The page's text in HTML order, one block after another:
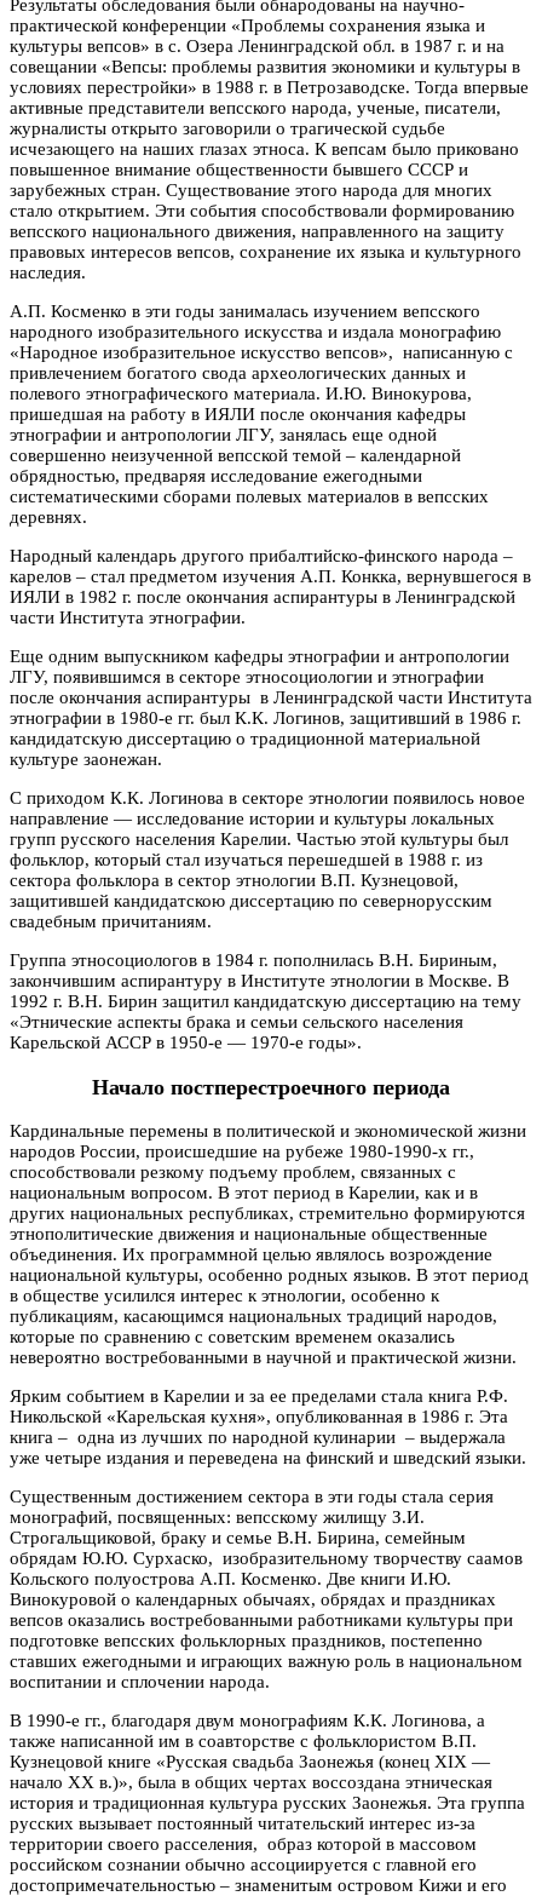
Результаты обследования были обнародованы на научно-
практической конференции «Проблемы сохранения языка и
культуры вепсов» в с. Озера Ленинградской обл. в 1987 г. и на
совещании «Вепсы: проблемы развития экономики и культуры в
условиях перестройки» в 1988 г. в Петрозаводске. Тогда впервые
активные представители вепсского народа, ученые, писатели,
журналисты открыто заговорили о трагической судьбе
исчезающего на наших глазах этноса. К вепсам было приковано
повышенное внимание общественности бывшего СССР и
зарубежных стран. Существование этого народа для многих
стало открытием. Эти события способствовали формированию
вепсского национального движения, направленного на защиту
правовых интересов вепсов, сохранение их языка и культурного
наследия.
А.П. Косменко в эти годы занималась изучением вепсского
народного изобразительного искусства и издала монографию
«Народное изобразительное искусство вепсов», написанную с
привлечением богатого свода археологических данных и
полевого этнографического материала. И.Ю. Винокурова,
пришедшая на работу в ИЯЛИ после окончания кафедры
этнографии и антропологии ЛГУ, занялась еще одной
совершенно неизученной вепсской темой – календарной
обрядностью, предваряя исследование ежегодными
систематическими сборами полевых материалов в вепсских
деревнях.
Народный календарь другого прибалтийско-финского народа –
карелов – стал предметом изучения А.П. Конкка, вернувшегося в
ИЯЛИ в 1982 г. после окончания аспирантуры в Ленинградской
части Института этнографии.
Еще одним выпускником кафедры этнографии и антропологии
ЛГУ, появившимся в секторе этносоциологии и этнографии
после окончания аспирантуры в Ленинградской части Института
этнографии в 1980-е гг. был К.К. Логинов, защитивший в 1986 г.
кандидатскую диссертацию о традиционной материальной
культуре заонежан.
С приходом К.К. Логинова в секторе этнологии появилось новое
направление — исследование истории и культуры локальных
групп русского населения Карелии. Частью этой культуры был
фольклор, который стал изучаться перешедшей в 1988 г. из
сектора фольклора в сектор этнологии В.П. Кузнецовой,
защитившей кандидатскою диссертацию по севернорусским
свадебным причитаниям.
Группа этносоциологов в 1984 г. пополнилась В.Н. Бириным,
закончившим аспирантуру в Институте этнологии в Москве. В
1992 г. В.Н. Бирин защитил кандидатскую диссертацию на тему
«Этнические аспекты брака и семьи сельского населения
Карельской АССР в 1950-е — 1970-е годы».
Начало постперестроечного периода
Кардинальные перемены в политической и экономической жизни
народов России, происшедшие на рубеже 1980-1990-х гг.,
способствовали резкому подъему проблем, связанных с
национальным вопросом. В этот период в Карелии, как и в
других национальных республиках, стремительно формируются
этнополитические движения и национальные общественные
объединения. Их программной целью являлось возрождение
национальной культуры, особенно родных языков. В этот период
в обществе усилился интерес к этнологии, особенно к
публикациям, касающимся национальных традиций народов,
которые по сравнению с советским временем оказались
невероятно востребованными в научной и практической жизни.
Ярким событием в Карелии и за ее пределами стала книга Р.Ф.
Никольской «Карельская кухня», опубликованная в 1986 г. Эта
книга – одна из лучших по народной кулинарии – выдержала
уже четыре издания и переведена на финский и шведский языки.
Существенным достижением сектора в эти годы стала серия
монографий, посвященных: вепсскому жилищу З.И.
Строгальщиковой, браку и семье В.Н. Бирина, семейным
обрядам Ю.Ю. Сурхаско, изобразительному творчеству саамов
Кольского полуострова А.П. Косменко. Две книги И.Ю.
Винокуровой о календарных обычаях, обрядах и праздниках
вепсов оказались востребованными работниками культуры при
подготовке вепсских фольклорных праздников, постепенно
ставших ежегодными и играющих важную роль в национальном
воспитании и сплочении народа.
В 1990-е гг., благодаря двум монографиям К.К. Логинова, а
также написанной им в соавторстве с фольклористом В.П.
Кузнецовой книге «Русская свадьба Заонежья (конец XIX —
начало XX в.)», была в общих чертах воссоздана этническая
история и традиционная культура русских Заонежья. Эта группа
русских вызывает поcтоянный читательский интерес из-за
территории своего расселения, образ которой в массовом
российском сознании обычно ассоциируется с главной его
достопримечательностью – знаменитым островом Кижи и его